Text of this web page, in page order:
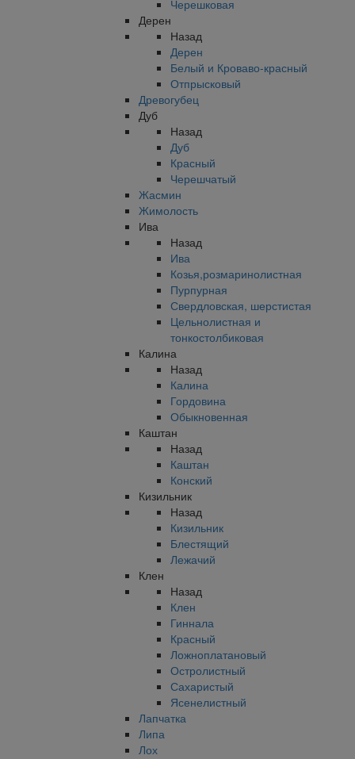
Черешковая
Дерен
Назад
Дерен
Белый и Кроваво-красный
Отпрысковый
Древогубец
Дуб
Назад
Дуб
Красный
Черешчатый
Жасмин
Жимолость
Ива
Назад
Ива
Козья,розмаринолистная
Пурпурная
Свердловская, шерстистая
Цельнолистная и
тонкостолбиковая
Калина
Назад
Калина
Гордовина
Обыкновенная
Каштан
Назад
Каштан
Конский
Кизильник
Назад
Кизильник
Блестящий
Лежачий
Клен
Назад
Клен
Гиннала
Красный
Ложноплатановый
Остролистный
Сахаристый
Ясенелистный
Лапчатка
Липа
Лох